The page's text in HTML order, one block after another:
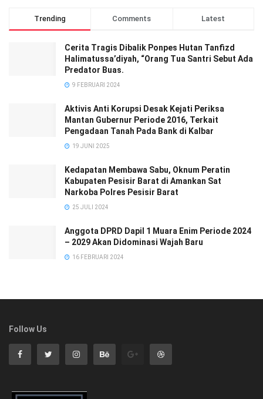
Trending Comments Latest
Cerita Tragis Dibalik Ponpes Hutan Tanfizd
Halimatussa’diyah, “Orang Tua Santri Sebut Ada
Predator Buas.
9 FEBRUARI 2024
Aktivis Anti Korupsi Desak Kejati Periksa
Mantan Gubernur Periode 2016, Terkait
Pengadaan Tanah Pada Bank di Kalbar
19 JUNI 2025
Kedapatan Membawa Sabu, Oknum Peratin
Kabupaten Pesisir Barat di Amankan Sat
Narkoba Polres Pesisir Barat
25 JULI 2024
Anggota DPRD Dapil 1 Muara Enim Periode 2024
– 2029 Akan Didominasi Wajah Baru
16 FEBRUARI 2024
Follow Us